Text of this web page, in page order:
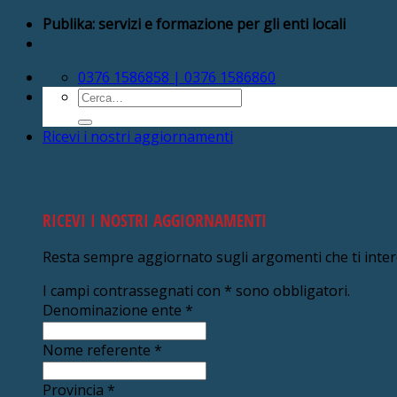
Salta Publika: servizi e formazione per gli enti locali
0376 1586858 | 0376 1586860
Cerca:
Ricevi i nostri aggiornamenti
RICEVI I NOSTRI AGGIORNAMENTI
Resta sempre aggiornato sugli argomenti che ti
I campi contrassegnati con * sono obbligatori.
Denominazione ente *
Nome referente *
Provincia *